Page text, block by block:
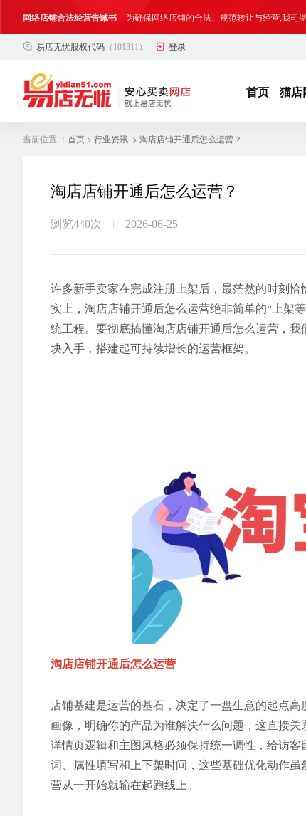
网络店铺合法经营告诫书 为确保网络店铺的合法、规范转让与经营,我司
合法合规经营告客户书 部分客户在购买抖店网络店铺后，存在试图规
网络店铺合法经营告诫书 为确保网络店铺的合法、规范转让与经营,我司
易店无忧股权代码 （101311） 登录
首页 猫店
当前位置 ： 首页 > 行业资讯 > 淘店店铺开通后怎么运营？
淘店店铺开通后怎么运营？
浏览440次 2026-06-25
许多新手卖家在完成注册上架后，最茫然的时刻
实上，淘店店铺开通后怎么运营绝非简单的“上架
统工程。要彻底搞懂淘店店铺开通后怎么运营，
块入手，搭建起可持续增长的运营框架。
淘店店铺开通后怎么运营
店铺基建是运营的基石，决定了一盘生意的起点
画像，明确你的产品为谁解决什么问题，这直接
详情页逻辑和主图风格必须保持统一调性，给访
词、属性填写和上下架时间，这些基础优化动作
营从一开始就输在起跑线上。